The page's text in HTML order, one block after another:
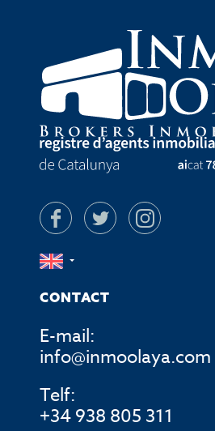
CONTACT
E-mail:
info@inmoolaya.com
Telf:
+34 938 805 311